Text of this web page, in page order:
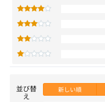
並び替
え
新しい順